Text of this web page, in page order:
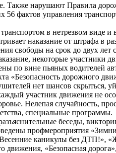
нарушают Правила
фактов управления
в нетрезвом виде
наказание от штрафа в
свободы на срок до двух
некоторые участники
по вине пьяных водителей
«Безопасность дорожного
нет шансов скрыться,
участник движения не
Нелепая случайность,
специальные программы.
беседы,
профмероприятия
каникулы без ДТП!»,
движения, «Безопасная